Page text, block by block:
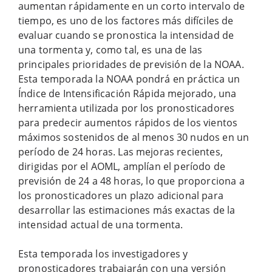
aumentan rápidamente en un corto intervalo de
tiempo, es uno de los factores más difíciles de
evaluar cuando se pronostica la intensidad de
una tormenta y, como tal, es una de las
principales prioridades de previsión de la NOAA.
Esta temporada la NOAA pondrá en práctica un
Índice de Intensificación Rápida mejorado, una
herramienta utilizada por los pronosticadores
para predecir aumentos rápidos de los vientos
máximos sostenidos de al menos 30 nudos en un
período de 24 horas. Las mejoras recientes,
dirigidas por el AOML, amplían el período de
previsión de 24 a 48 horas, lo que proporciona a
los pronosticadores un plazo adicional para
desarrollar las estimaciones más exactas de la
intensidad actual de una tormenta.
Esta temporada los investigadores y
pronosticadores trabajarán con una versión